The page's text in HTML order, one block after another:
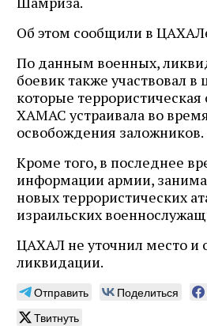
Об этом сообщили в
По данным военных,
боевик также участвовал в
которые террористическая
ХАМАС устраивала во
освобождения заложников.
Кроме того, в последнее
информации армии,
новых террористических
израильских
ЦАХАЛ не уточнил место и
ликвидации.
Отправить Поделиться
Твитнуть